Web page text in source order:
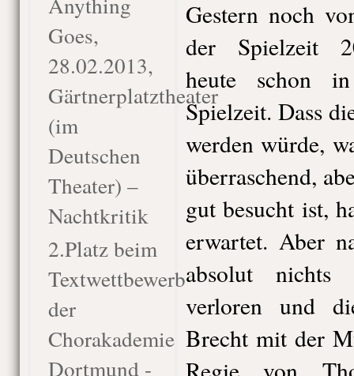
Goes,
28.02.2013,
Gärtnerplatztheater
(im
Deutschen
Theater) –
Nachtkritik
2.Platz beim
Textwettbewerb
der
Chorakademie
Dortmund -
Gestern noch
der Spielzeit
heute schon
Spielzeit. Dass
werden würde,
überraschend,
gut besucht ist,
erwartet. Aber
absolut
verloren und
Brecht mit der